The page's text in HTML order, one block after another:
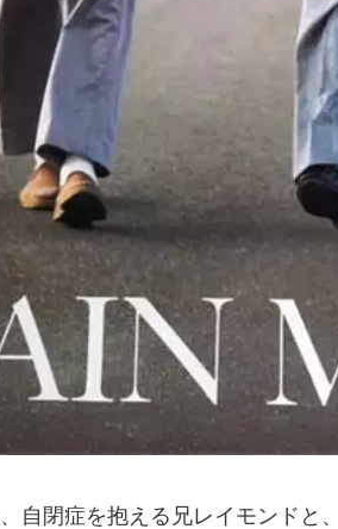
、自閉症を抱える兄レイモンド